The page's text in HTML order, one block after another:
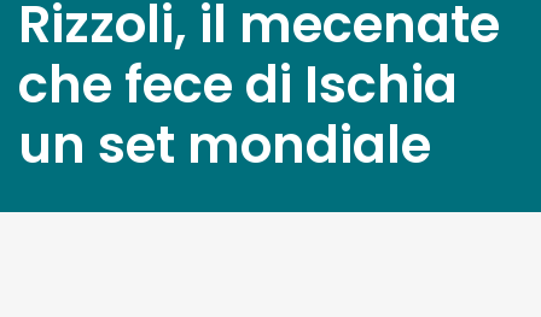
Rizzoli, il mecenate
che fece di Ischia
un set mondiale